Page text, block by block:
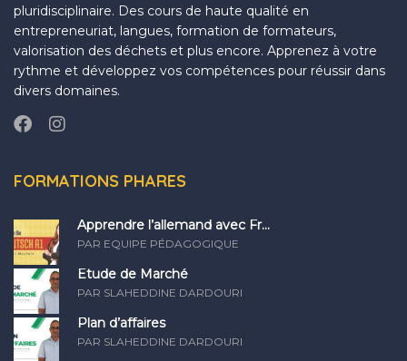
pluridisciplinaire. Des cours de haute qualité en
entrepreneuriat, langues, formation de formateurs,
valorisation des déchets et plus encore. Apprenez à votre
rythme et développez vos compétences pour réussir dans
divers domaines.
FORMATIONS PHARES
Apprendre l’allemand avec Fr...
PAR EQUIPE PÉDAGOGIQUE
Etude de Marché
PAR SLAHEDDINE DARDOURI
Plan d’affaires
PAR SLAHEDDINE DARDOURI